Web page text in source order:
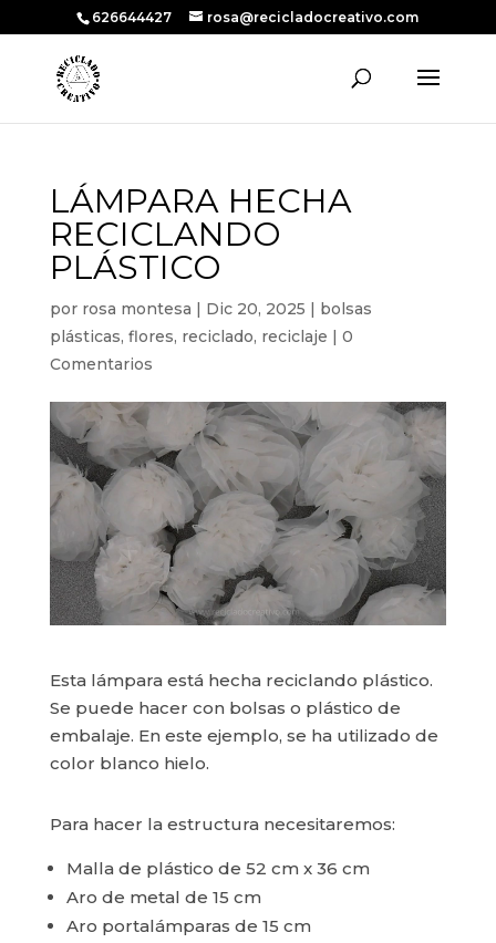
626644427 rosa@recicladocreativo.com
LÁMPARA HECHA
RECICLANDO
PLÁSTICO
por rosa montesa | Dic 20, 2025 | bolsas
plásticas, flores, reciclado, reciclaje | 0
Comentarios
Esta lámpara está hecha reciclando plástico.
Se puede hacer con bolsas o plástico de
embalaje. En este ejemplo, se ha utilizado de
color blanco hielo.
Para hacer la estructura necesitaremos:
Malla de plástico de 52 cm x 36 cm
Aro de metal de 15 cm
Aro portalámparas de 15 cm